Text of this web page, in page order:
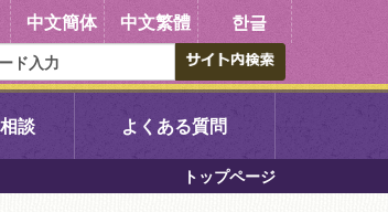
中文簡体 中文繁體 한글
醍醐中央図書館
談 よくある質問
トップページ